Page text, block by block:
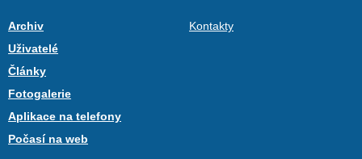
Archiv
Uživatelé
Články
Fotogalerie
Aplikace na telefony
Počasí na web
Kontakty